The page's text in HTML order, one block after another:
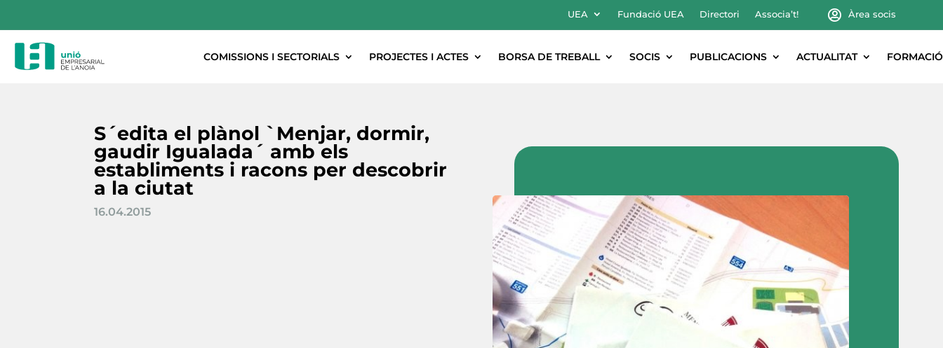
UEA Fundació UEA Directori Associa’t! Àrea socis
COMISSIONS I SECTORIALS PROJECTES I ACTES BORSA DE TREBALL SOCIS PUBLICACIONS ACTUALITAT FORMACIÓ
S´edita el plànol `Menjar, dormir,
gaudir Igualada´ amb els
establiments i racons per descobrir
a la ciutat
16.04.2015